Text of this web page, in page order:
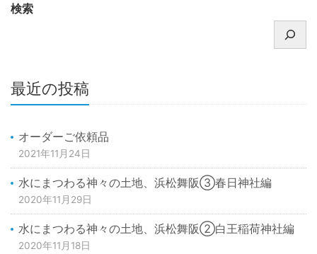
検索
最近の投稿
オーダーご依頼品
2021年11月24日
水にまつわる神々の土地、浜松舞阪③春日神社編
2020年11月29日
水にまつわる神々の土地、浜松舞阪②白王稲荷神社編
2020年11月18日